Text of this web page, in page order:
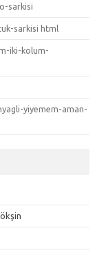
sarkisi
sarkisi html
iki-kolum-
yiyemem-aman-